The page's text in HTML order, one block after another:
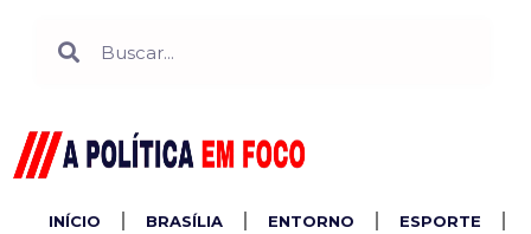
INÍCIO BRASÍLIA ENTORNO ESPORTE